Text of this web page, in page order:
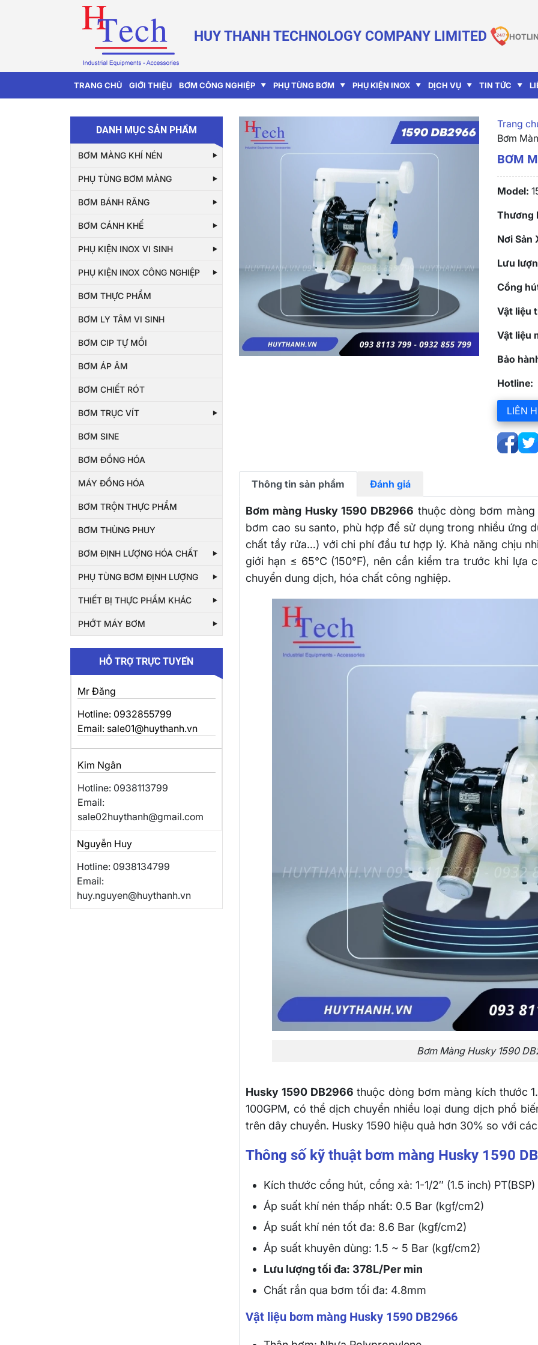
HUY THANH TECHNOLOGY COMPANY LIMITED
TRANG CHỦ GIỚI THIỆU BƠM CÔNG NGHIỆP PHỤ TÙNG BƠM PHỤ KIỆN INOX DỊCH VỤ TIN TỨC
DANH MỤC SẢN PHẨM
BƠM MÀNG KHÍ NÉN
PHỤ TÙNG BƠM MÀNG
BƠM BÁNH RĂNG
BƠM CÁNH KHẾ
PHỤ KIỆN INOX VI SINH
PHỤ KIỆN INOX CÔNG NGHIỆP
BƠM THỰC PHẨM
BƠM LY TÂM VI SINH
BƠM CIP TỰ MỒI
BƠM ÁP ÂM
BƠM CHIẾT RÓT
BƠM TRỤC VÍT
BƠM SINE
BƠM ĐỒNG HÓA
MÁY ĐỒNG HÓA
BƠM TRỘN THỰC PHẨM
BƠM THÙNG PHUY
BƠM ĐỊNH LƯỢNG HÓA CHẤT
PHỤ TÙNG BƠM ĐỊNH LƯỢNG
THIẾT BỊ THỰC PHẨM KHÁC
PHỚT MÁY BƠM
HỖ TRỢ TRỰC TUYẾN
Mr Đăng
Hotline: 0932855799
Email: sale01@huythanh.vn
Kim Ngân
Hotline: 0938113799
Email:
sale02huythanh@gmail.com
Nguyễn Huy
Hotline: 0938134799
Email:
huy.nguyen@huythanh.vn
Trang
Bơm
BƠM
Model:
Thương
Nơi Sản
Lưu
Cổng
Vật liệu
Vật liệu
Bảo
Hotline:
LIÊN
Thông tin sản phẩm Đánh giá
Bơm màng Husky 1590 DB2966 thuộc dòng bơm màng
bơm cao su santo, phù hợp để sử dụng trong nhiều ứng
chất tẩy rửa…) với chi phí đầu tư hợp lý. Khả năng chịu
giới hạn ≤ 65°C (150°F), nên cần kiểm tra trước khi lựa
chuyển dung dịch, hóa chất công nghiệp.
Bơm Màng Husky 1590
Husky 1590 DB2966 thuộc dòng bơm màng kích thước
100GPM, có thể dịch chuyển nhiều loại dung dịch phổ
trên dây chuyền. Husky 1590 hiệu quả hơn 30% so với
Thông số kỹ thuật bơm màng Husky 1590
Kích thước cổng hút, cổng xả: 1-1/2″ (1.5 inch) PT(BSP)
Áp suất khí nén thấp nhất: 0.5 Bar (kgf/cm2)
Áp suất khí nén tốt đa: 8.6 Bar (kgf/cm2)
Áp suất khuyên dùng: 1.5 ~ 5 Bar (kgf/cm2)
Lưu lượng tối đa: 378L/Per min
Chất rắn qua bơm tối đa: 4.8mm
Vật liệu bơm màng Husky 1590 DB2966